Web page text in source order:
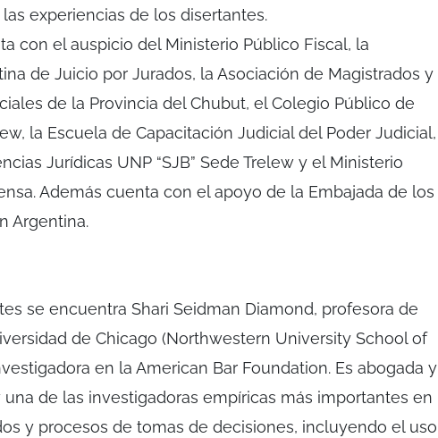
experiencias de los disertantes.
con el auspicio del Ministerio Público Fiscal, la
de Juicio por Jurados, la Asociación de Magistrados y
de la Provincia del Chubut, el Colegio Público de
la Escuela de Capacitación Judicial del Poder Judicial,
Jurídicas UNP “SJB” Sede Trelew y el Ministerio
Además cuenta con el apoyo de la Embajada de los
Argentina.
se encuentra Shari Seidman Diamond, profesora de
de Chicago (Northwestern University School of
en la American Bar Foundation. Es abogada y
de las investigadoras empíricas más importantes en
y procesos de tomas de decisiones, incluyendo el uso